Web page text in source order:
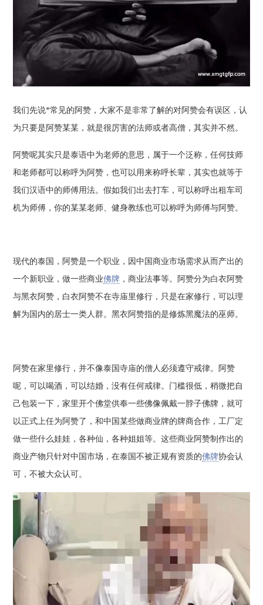
我们先说*常见的阿赞，大家不是非常了解的对阿赞会有误区，认
为只要是阿赞某某，就是很厉害的法师或者高僧，其实并不然。
阿赞呢其实只是泰语中为老师的意思，属于一个泛称，任何技师
和老师都可以称呼为阿赞，也可以用来称呼长辈，其实也就等于
我们汉语中的师傅用法。假如我们出去打车，可以称呼出租车司
机为师傅，你的某某老师、健身教练也可以称呼为师傅与阿赞。
现代的泰国，阿赞是一个职业，因中国商业市场需求从而产出的
一个新职业，做一些商业佛牌 ，商业法事等。阿赞分为白衣阿赞
与黑衣阿赞，白衣阿赞不在寺庙里修行，只是在家修行，可以理
解为国内的居士一类人群。黑衣阿赞指的是修炼黑魔法的巫师。
阿赞在家里修行，并不像泰国寺庙的僧人必须遵守戒律。阿赞
呢，可以喝酒，可以结婚，没有任何戒律。门槛很低，稍微把自
己包装一下，家里开个佛堂供奉一些佛像佩戴一脖子佛牌，就可
以正式上任为阿赞了，和中国某些做商业牌的牌商合作，工厂定
做一些什么娃娃，各种仙，各种姐姐等。这些商业阿赞制作出的
商业产物只针对中国市场，在泰国不被正规有资质的佛牌协会认
可，不被大众认可。